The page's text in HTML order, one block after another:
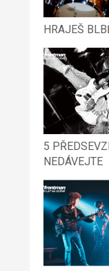
HRAJEŠ
5
NEDÁVEJTE